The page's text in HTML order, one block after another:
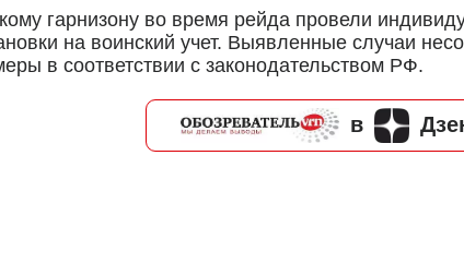
гарнизону во время рейда провели
на воинский учет. Выявленные случаи
в соответствии с законодательством РФ.
в